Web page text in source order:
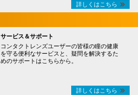
詳しくはこちら
サービス＆サポート
コンタクトレンズユーザーの皆様の瞳の健康
を守る便利なサービスと、疑問を解決するた
めのサポートはこちらから。
詳しくはこちら